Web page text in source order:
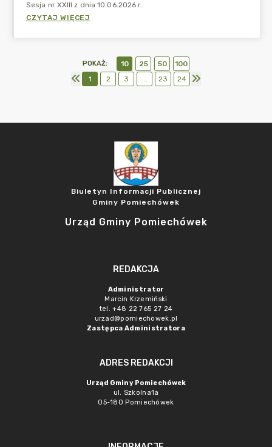
Sesja nr XXIII z dnia 10.06.2026 r.
CZYTAJ WIĘCEJ
POKAŻ: 10 25 50
100
1
2 3 ... 23 24
Biuletyn Informacji Publicznej
Gminy Pomiechówek
Urząd Gminy Pomiechówek
REDAKCJA
Administrator
Marcin Krzemiński
tel. +48 22 765 27 24
urzad@pomiechowek.pl
Zastępca Administratora
ADRES REDAKCJI
Urząd Gminy Pomiechówek
ul. Szkolna1a
05-180 Pomiechówek